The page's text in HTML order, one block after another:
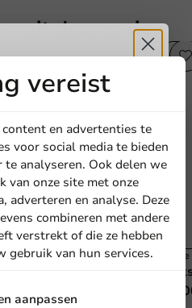
uit deze serie
vereist
en advertenties te
voor social media te bieden
analyseren. Ook delen we
van onze site met onze
adverteren en analyse. Deze
combineren met andere
verstrekt of die ze hebben
gebruik van hun services.
aanpassen
5%
voor onze